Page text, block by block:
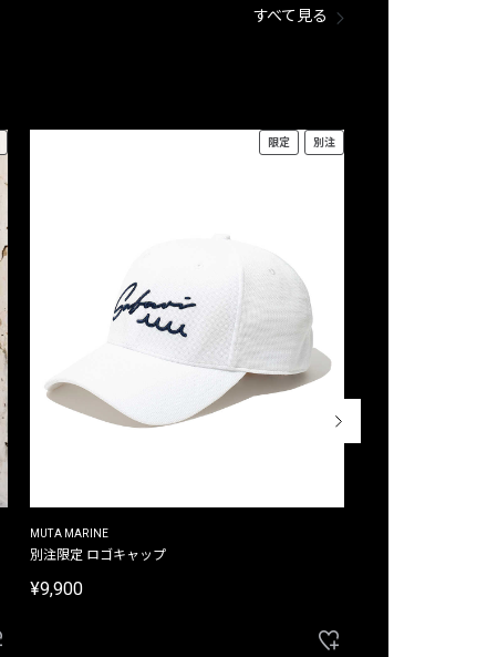
すべて見る
限定 別注
MUTA MARINE
別注限定 ロゴキャップ
¥9,900